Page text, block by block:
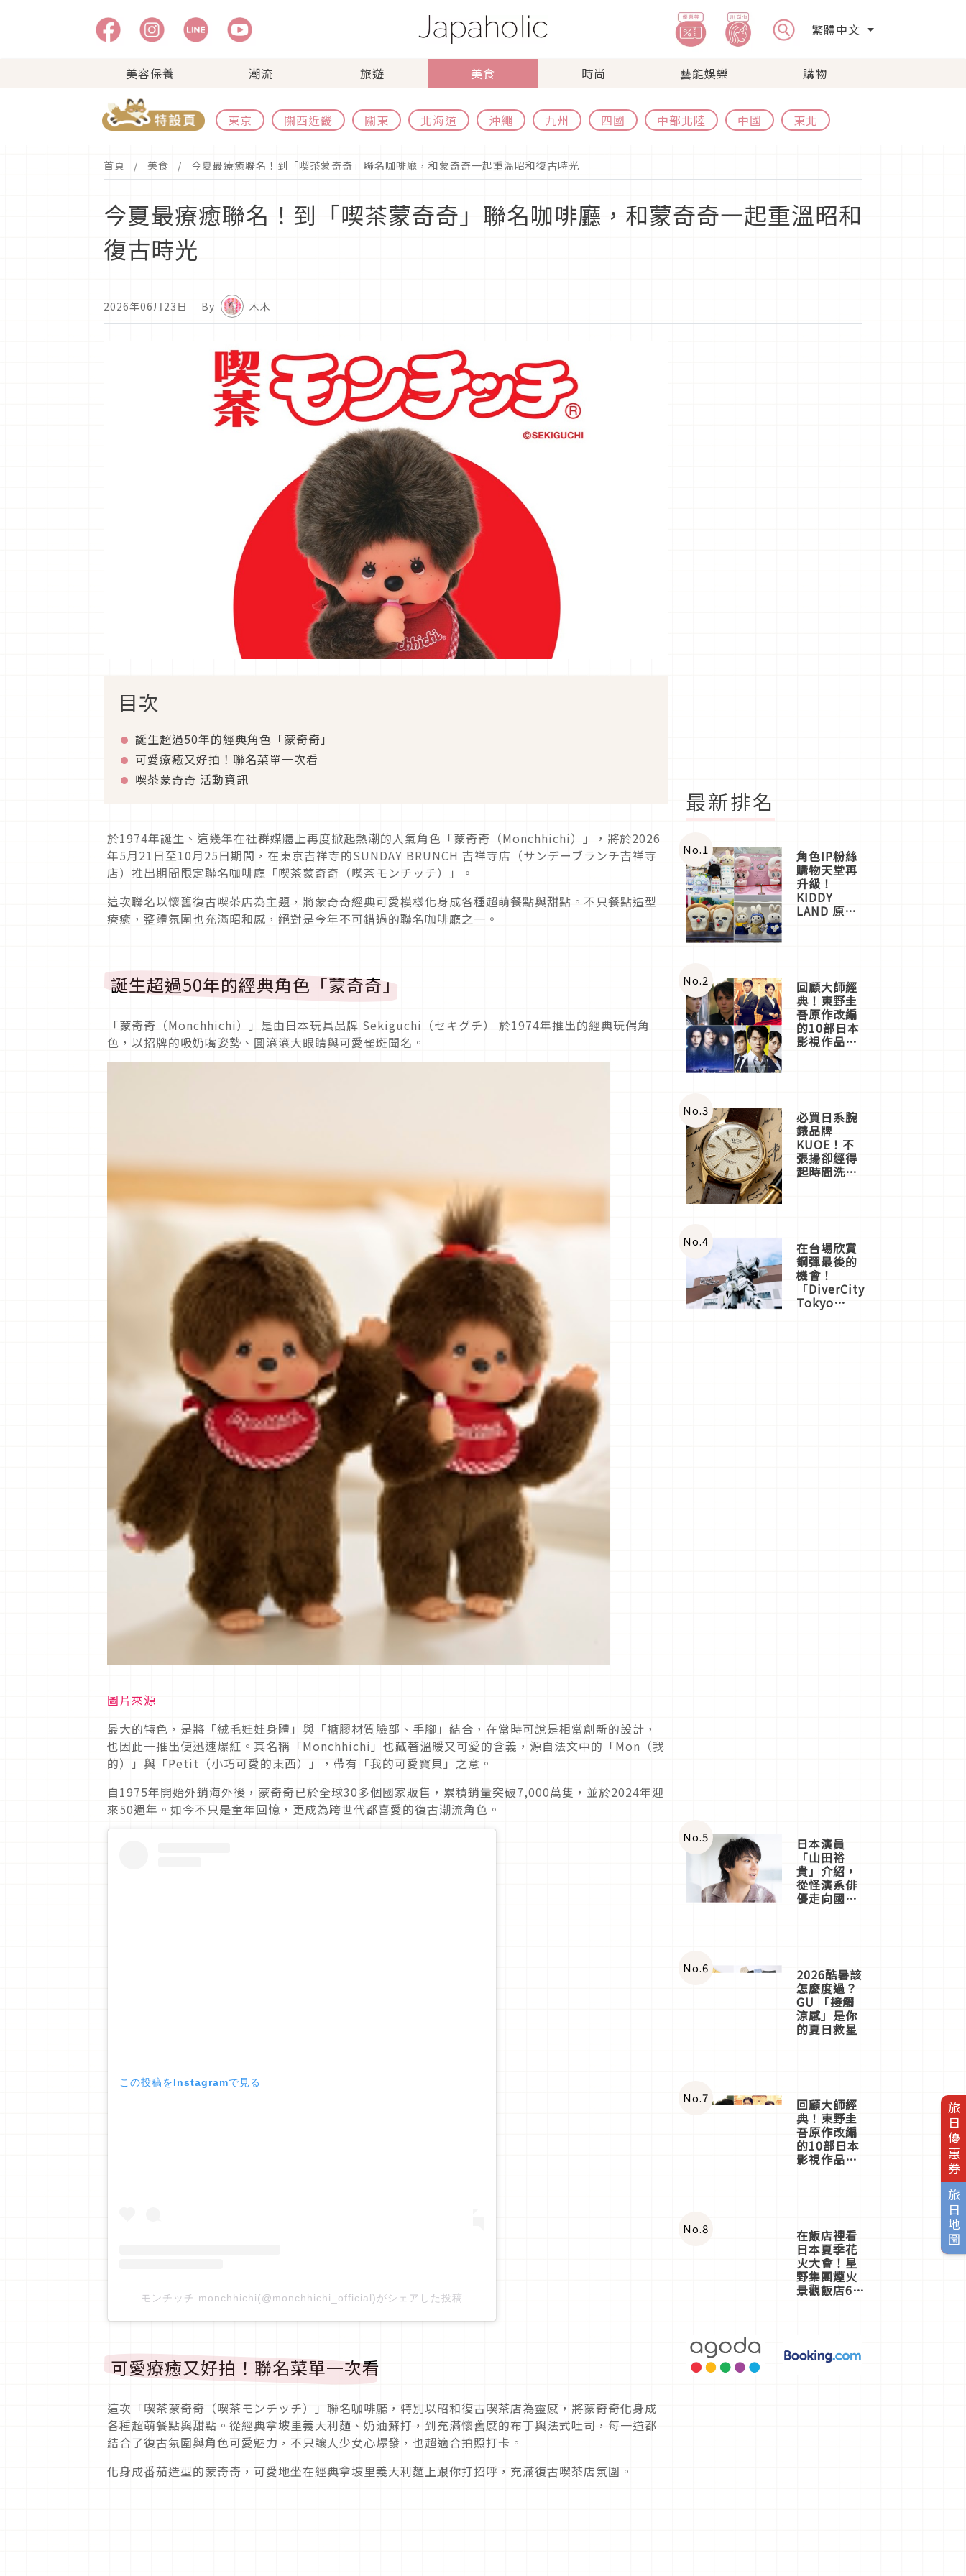
繁體中文
美容保養 潮流 旅遊 美食 時尚 藝能娛樂 購物
東京 關西近畿 關東 北海道 沖繩 九州 四國 中部北陸 中國 東北
旅日優惠券
旅日地圖
首頁 美食 今夏最療癒聯名！到「喫茶蒙奇奇」聯名咖啡廳，和蒙奇奇一起重溫昭和復古時光
今夏最療癒聯名！到「喫茶蒙奇奇」聯名咖啡廳，和蒙奇奇一起重溫昭和
復古時光
2026年06月23日 ｜ By 木木
目次
誕生超過50年的經典角色「蒙奇奇」
可愛療癒又好拍！聯名菜單一次看
喫茶蒙奇奇 活動資訊
於1974年誕生、這幾年在社群媒體上再度掀起熱潮的人氣角色「蒙奇奇（Monchhichi）」，將於2026
年5月21日至10月25日期間，在東京吉祥寺的SUNDAY BRUNCH 吉祥寺店（サンデーブランチ吉祥寺
店）推出期間限定聯名咖啡廳「喫茶蒙奇奇（喫茶モンチッチ）」。
這次聯名以懷舊復古喫茶店為主題，將蒙奇奇經典可愛模樣化身成各種超萌餐點與甜點。不只餐點造型
療癒，整體氛圍也充滿昭和感，絕對是今年不可錯過的聯名咖啡廳之一。
誕生超過50年的經典角色「蒙奇奇」
「蒙奇奇（Monchhichi）」是由日本玩具品牌 Sekiguchi（セキグチ） 於1974年推出的經典玩偶角
色，以招牌的吸奶嘴姿勢、圓滾滾大眼睛與可愛雀斑聞名。
圖片來源
最大的特色，是將「絨毛娃娃身體」與「搪膠材質臉部、手腳」結合，在當時可說是相當創新的設計，
也因此一推出便迅速爆紅。其名稱「Monchhichi」也藏著溫暖又可愛的含義，源自法文中的「Mon（我
的）」與「Petit（小巧可愛的東西）」，帶有「我的可愛寶貝」之意。
自1975年開始外銷海外後，蒙奇奇已於全球30多個國家販售，累積銷量突破7,000萬隻，並於2024年迎
來50週年。如今不只是童年回憶，更成為跨世代都喜愛的復古潮流角色。
この投稿をInstagramで見る
モンチッチ monchhichi(@monchhichi_official)がシェアした投稿
可愛療癒又好拍！聯名菜單一次看
這次「喫茶蒙奇奇（喫茶モンチッチ）」聯名咖啡廳，特別以昭和復古喫茶店為靈感，將蒙奇奇化身成
各種超萌餐點與甜點。從經典拿坡里義大利麵、奶油蘇打，到充滿懷舊感的布丁與法式吐司，每一道都
結合了復古氛圍與角色可愛魅力，不只讓人少女心爆發，也超適合拍照打卡。
化身成番茄造型的蒙奇奇，可愛地坐在經典拿坡里義大利麵上跟你打招呼，充滿復古喫茶店氛圍。
最新排名
No.1 角色IP粉絲
購物天堂再
升級！
KIDDY
LAND 原宿
店3分即達
No.2 回顧大師經
典！東野圭
吾原作改編
的10部日本
影視作品推
No.3 必買日系腕
錶品牌
KUOE！不
張揚卻經得
起時間洗鍊
No.4 在台場欣賞
鋼彈最後的
機會！
「DiverCity
Tokyo
No.5 日本演員
「山田裕
貴」介紹，
從怪演系俳
優走向國民
No.6 2026酷暑該
怎麼度過？
GU 「接觸
涼感」是你
的夏日救星
No.7 回顧大師經
典！東野圭
吾原作改編
的10部日本
影視作品推
No.8 在飯店裡看
日本夏季花
火大會！星
野集團煙火
景觀飯店6